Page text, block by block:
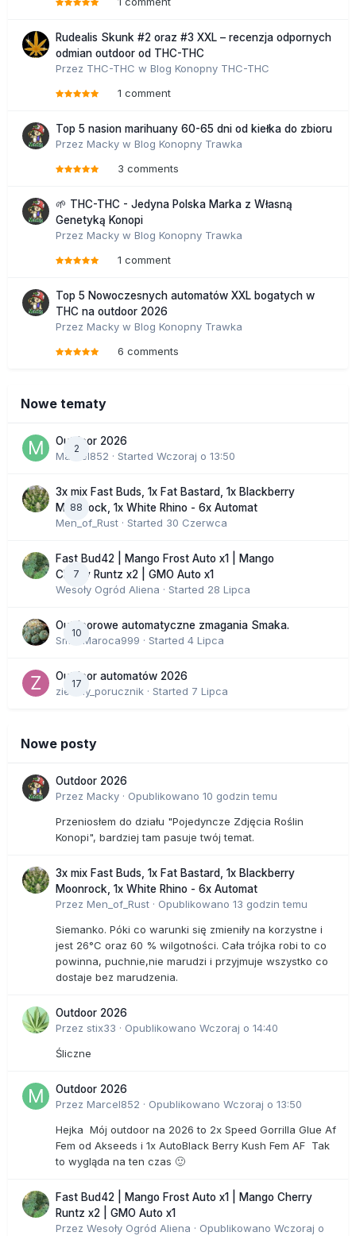
Rudealis Skunk #2 oraz #3 XXL – recenzja odpornych
odmian outdoor od THC-THC
Przez THC-THC w Blog Konopny THC-THC
1 comment
Top 5 nasion marihuany 60-65 dni od kiełka do zbioru
Przez Macky w Blog Konopny Trawka
3 comments
🌱 THC-THC - Jedyna Polska Marka z Własną
Genetyką Konopi
Przez Macky w Blog Konopny Trawka
1 comment
Top 5 Nowoczesnych automatów XXL bogatych w
THC na outdoor 2026
Przez Macky w Blog Konopny Trawka
6 comments
Nowe tematy
2
Outdoor 2026
Marcel852 · Started Wczoraj o 13:50
88
3x mix Fast Buds, 1x Fat Bastard, 1x Blackberry
Moonrock, 1x White Rhino - 6x Automat
Men_of_Rust · Started 30 Czerwca
7
Fast Bud42 | Mango Frost Auto x1 | Mango
Cherry Runtz x2 | GMO Auto x1
Wesoły Ogród Aliena · Started 28 Lipca
10
Outdoorowe automatyczne zmagania Smaka.
SmakMaroca999 · Started 4 Lipca
17
Outdoor automatów 2026
zielony_porucznik · Started 7 Lipca
Nowe posty
Outdoor 2026
Przez Macky · Opublikowano 10 godzin temu
Przeniosłem do działu "Pojedyncze Zdjęcia Roślin
Konopi", bardziej tam pasuje twój temat.
3x mix Fast Buds, 1x Fat Bastard, 1x Blackberry
Moonrock, 1x White Rhino - 6x Automat
Przez Men_of_Rust · Opublikowano 13 godzin temu
Siemanko. Póki co warunki się zmieniły na korzystne i
jest 26°C oraz 60 % wilgotności. Cała trójka robi to co
powinna, puchnie,nie marudzi i przyjmuje wszystko co
dostaje bez marudzenia.
Outdoor 2026
Przez stix33 · Opublikowano Wczoraj o 14:40
Śliczne
Outdoor 2026
Przez Marcel852 · Opublikowano Wczoraj o 13:50
Hejka Mój outdoor na 2026 to 2x Speed Gorrilla Glue Af
Fem od Akseeds i 1x AutoBlack Berry Kush Fem AF Tak
to wygląda na ten czas 🙂
Fast Bud42 | Mango Frost Auto x1 | Mango Cherry
Runtz x2 | GMO Auto x1
Przez Wesoły Ogród Aliena · Opublikowano Wczoraj o